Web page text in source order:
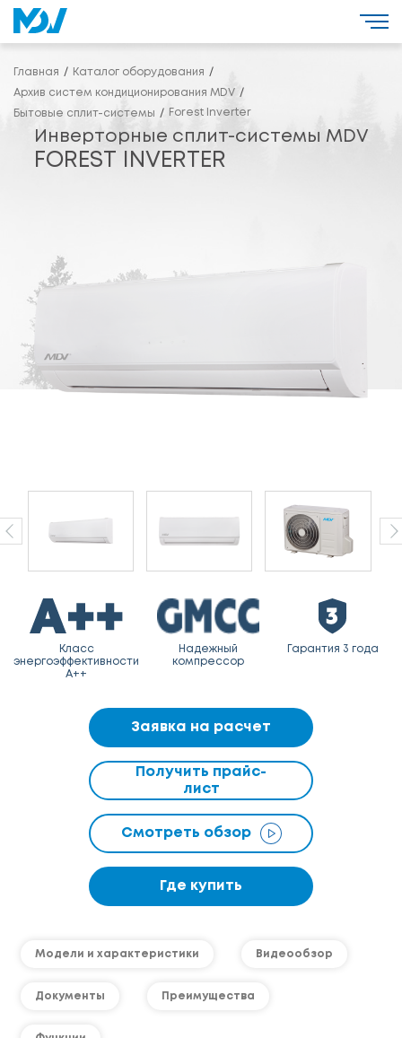
Главная Каталог оборудования
Архив систем кондиционирования MDV
Бытовые сплит-системы Forest Inverter
Инверторные сплит-системы MDV
FOREST INVERTER
Класс
энергоэффективности
A++
Надежный
компрессор
Гарантия 3 года
Заявка на расчет
Получить прайс-
лист
Смотреть обзор
Где купить
Модели и характеристики Видеообзор
Документы Преимущества